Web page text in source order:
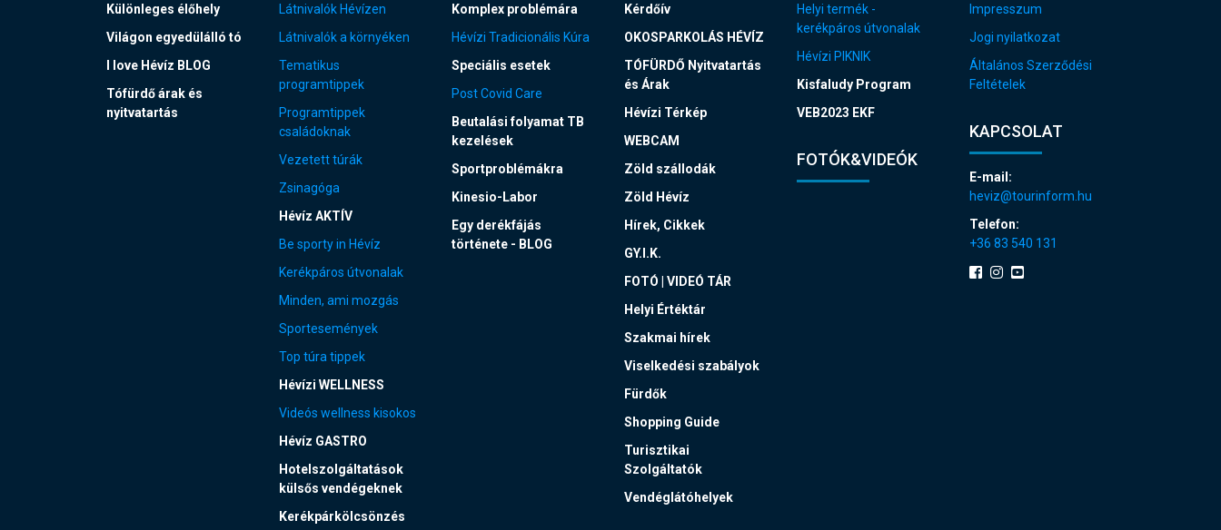
Különleges élőhely
Világon egyedülálló tó
I love Hévíz BLOG
Tófürdő árak és
nyitvatartás
Látnivalók Hévízen
Látnivalók a környéken
Tematikus
programtippek
Programtippek
családoknak
Vezetett túrák
Zsinagóga
Hévíz AKTÍV
Be sporty in Hévíz
Kerékpáros útvonalak
Minden, ami mozgás
Sportesemények
Top túra tippek
Hévízi WELLNESS
Videós wellness kisokos
Hévíz GASTRO
Hotelszolgáltatások
külsős vendégeknek
Kerékpárkölcsönzés
Komplex problémára
Hévízi Tradicionális Kúra
Speciális esetek
Post Covid Care
Beutalási folyamat TB
kezelések
Sportproblémákra
Kinesio-Labor
Egy derékfájás
története - BLOG
Kérdőív
OKOSPARKOLÁS HÉVÍZ
TÓFÜRDŐ Nyitvatartás
és Árak
Hévízi Térkép
WEBCAM
Zöld szállodák
Zöld Hévíz
Hírek, Cikkek
GY.I.K.
FOTÓ | VIDEÓ TÁR
Helyi Értéktár
Szakmai hírek
Viselkedési szabályok
Fürdők
Shopping Guide
Turisztikai
Szolgáltatók
Vendéglátóhelyek
Helyi termék -
kerékpáros útvonalak
Hévízi PIKNIK
Kisfaludy Program
VEB2023 EKF
FOTÓK&VIDEÓK
Impresszum
Jogi nyilatkozat
Általános Szerződési
Feltételek
KAPCSOLAT
E-mail:
heviz@tourinform.hu
Telefon:
+36 83 540 131